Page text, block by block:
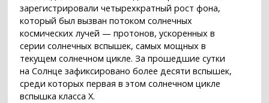
зарегистрировали четырехкратный рост фона,
который был вызван потоком солнечных
космических лучей — протонов, ускоренных в
серии солнечных вспышек, самых мощных в
текущем солнечном цикле. За прошедшие сутки
на Солнце зафиксировано более десяти вспышек,
среди которых первая в этом солнечном цикле
вспышка класса X.